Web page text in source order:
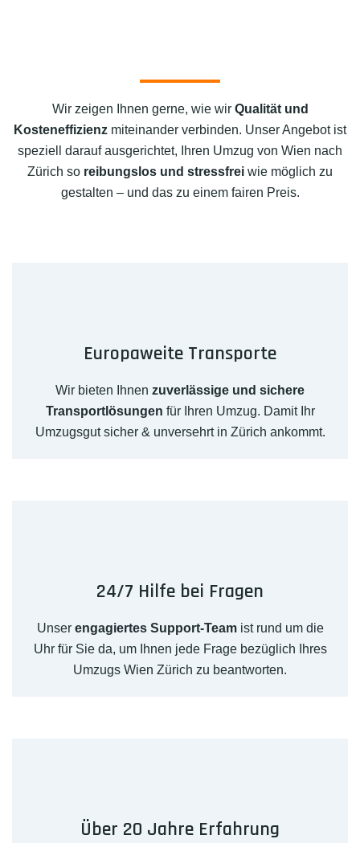
Wir zeigen Ihnen gerne, wie wir Qualität und
Kosteneffizienz miteinander verbinden. Unser Angebot ist
speziell darauf ausgerichtet, Ihren Umzug von Wien nach
Zürich so reibungslos und stressfrei wie möglich zu
gestalten – und das zu einem fairen Preis.
Europaweite Transporte
Wir bieten Ihnen zuverlässige und sichere
Transportlösungen für Ihren Umzug. Damit Ihr
Umzugsgut sicher & unversehrt in Zürich ankommt.
24/7 Hilfe bei Fragen
Unser engagiertes Support-Teamist rund um die
Uhr für Sie da, um Ihnen jede Frage bezüglich Ihres
Umzugs Wien Zürich zu beantworten.
Über 20 Jahre Erfahrung